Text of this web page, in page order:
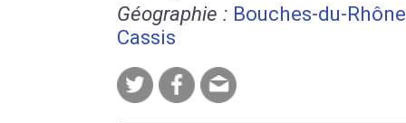
Géographie : Bouches-du-
Cassis